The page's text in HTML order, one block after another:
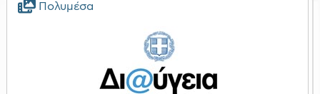
Πολυμέσα